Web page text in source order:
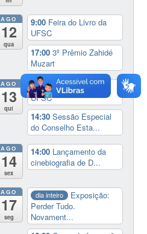
AGO
12
qua
9:00 Feira do Livro da
UFSC
17:003º Prêmio Zahidé
Muzart
AGO
13
qui
9:00Feira do Livro da
UFSC
14:30Sessão Especial
do Conselho Esta...
AGO
14
sex
14:00 Lançamento da
cinebiografia de D...
AGO
17
seg
dia inteiro
Exposição:
Perder Tudo.
Novament...